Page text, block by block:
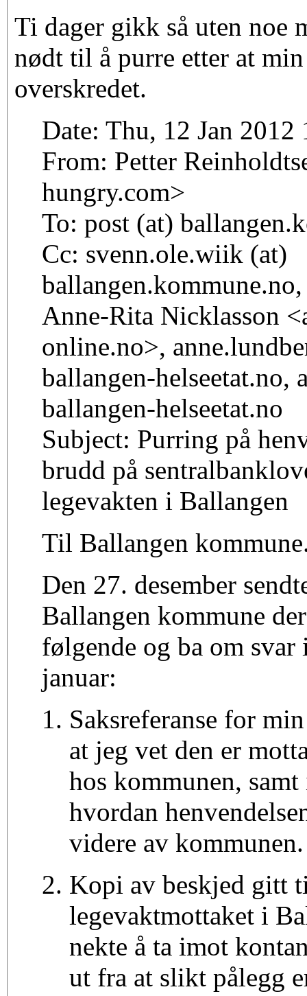
Ti dager gikk så uten noe
nødt til å purre etter at
overskredet.
Date: Thu, 12 Jan
From: Petter
hungry.com>
To: post (at)
Cc: svenn.ole.wiik (at)
ballangen.kommune.no,
Anne-Rita Nicklasson
online.no>,
ballangen-helseetat.no,
ballangen-helseetat.no
Subject: Purring på
brudd på
legevakten i Ballangen
Til Ballangen
Den 27. desember
Ballangen kommune
følgende og ba om svar
januar:
Saksreferanse for
at jeg vet den er
hos kommunen,
hvordan
videre av kommunen.
Kopi av beskjed gitt
legevaktmottaket i
nekte å ta imot
ut fra at slikt pålegg